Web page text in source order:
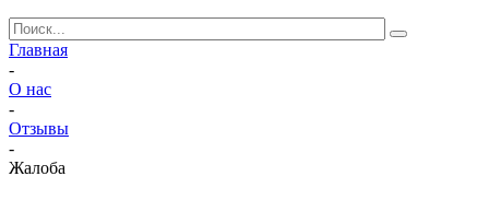
Главная
-
О нас
-
Отзывы
-
Жалоба